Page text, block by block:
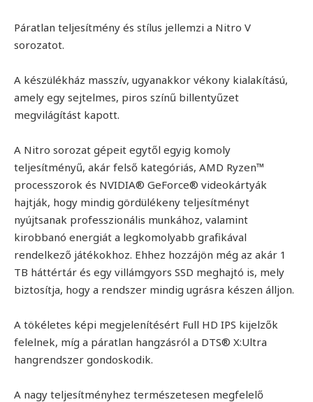
Páratlan teljesítmény és stílus jellemzi a Nitro V
sorozatot.
A készülékház masszív, ugyanakkor vékony kialakítású,
amely egy sejtelmes, piros színű billentyűzet
megvilágítást kapott.
A Nitro sorozat gépeit egytől egyig komoly
teljesítményű, akár felső kategóriás, AMD Ryzen™
processzorok és NVIDIA® GeForce® videokártyák
hajtják, hogy mindig gördülékeny teljesítményt
nyújtsanak professzionális munkához, valamint
kirobbanó energiát a legkomolyabb grafikával
rendelkező játékokhoz. Ehhez hozzájön még az akár 1
TB háttértár és egy villámgyors SSD meghajtó is, mely
biztosítja, hogy a rendszer mindig ugrásra készen álljon.
A tökéletes képi megjelenítésért Full HD IPS kijelzők
felelnek, míg a páratlan hangzásról a DTS® X:Ultra
hangrendszer gondoskodik.
A nagy teljesítményhez természetesen megfelelő